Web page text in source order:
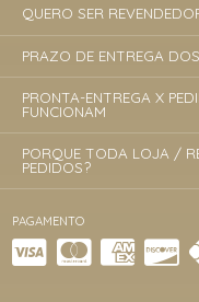
PAGAMENTO
QUERO SER
PRAZO DE ENTREGA
PRONTA-ENTREGA X
FUNCIONAM
PORQUE TODA LOJA /
PEDIDOS?